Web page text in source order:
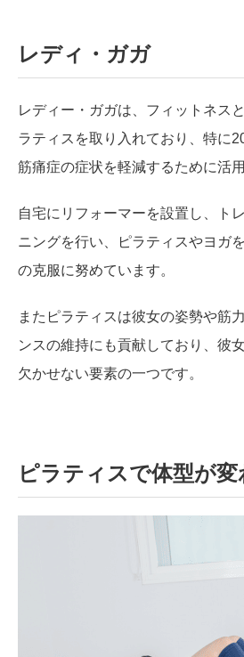
レディ・ガガ
レディー・ガガは、フィットネス
ラティスを取り入れており、特に
筋痛症の症状を軽減するために活
自宅にリフォーマーを設置し、ト
ニングを行い、ピラティスやヨガ
の克服に努めています。
またピラティスは彼女の姿勢や筋
ンスの維持にも貢献しており、彼
欠かせない要素の一つです。
ピラティスで体型が